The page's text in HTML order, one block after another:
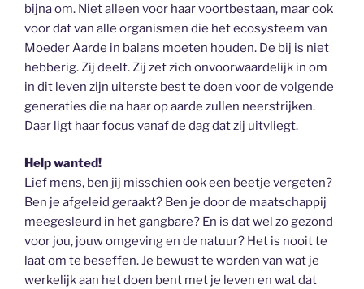
bijna om. Niet alleen voor haar voortbestaan, maar ook
voor dat van alle organismen die het ecosysteem van
Moeder Aarde in balans moeten houden. De bij is niet
hebberig. Zij deelt. Zij zet zich onvoorwaardelijk in om
in dit leven zijn uiterste best te doen voor de volgende
generaties die na haar op aarde zullen neerstrijken.
Daar ligt haar focus vanaf de dag dat zij uitvliegt.
Help wanted!
Lief mens, ben jij misschien ook een beetje vergeten?
Ben je afgeleid geraakt? Ben je door de maatschappij
meegesleurd in het gangbare? En is dat wel zo gezond
voor jou, jouw omgeving en de natuur? Het is nooit te
laat om te beseffen. Je bewust te worden van wat je
werkelijk aan het doen bent met je leven en wat dat